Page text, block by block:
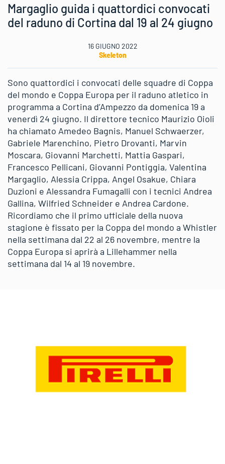
Margaglio guida i quattordici convocati
del raduno di Cortina dal 19 al 24 giugno
16 GIUGNO 2022
Skeleton
Sono quattordici i convocati delle squadre di Coppa
del mondo e Coppa Europa per il raduno atletico in
programma a Cortina d’Ampezzo da domenica 19 a
venerdì 24 giugno. Il direttore tecnico Maurizio Oioli
ha chiamato Amedeo Bagnis, Manuel Schwaerzer,
Gabriele Marenchino, Pietro Drovanti, Marvin
Moscara, Giovanni Marchetti, Mattia Gaspari,
Francesco Pellicani, Giovanni Pontiggia, Valentina
Margaglio, Alessia Crippa, Angel Osakue, Chiara
Duzioni e Alessandra Fumagalli con i tecnici Andrea
Gallina, Wilfried Schneider e Andrea Cardone.
Ricordiamo che il primo ufficiale della nuova
stagione è fissato per la Coppa del mondo a Whistler
nella settimana dal 22 al 26 novembre, mentre la
Coppa Europa si aprirà a Lillehammer nella
settimana dal 14 al 19 novembre.